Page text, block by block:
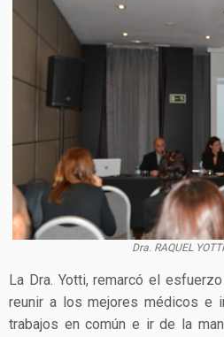
Dra. RAQUEL YOTTI Y D.
La Dra. Yotti, remarcó el
reunir a los mejores médicos e
trabajos en común e ir de la